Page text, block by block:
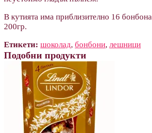
В кутията има приблизително 16
200гр.
Етикети: шоколад, бонбони, лешници
Подобни продукти